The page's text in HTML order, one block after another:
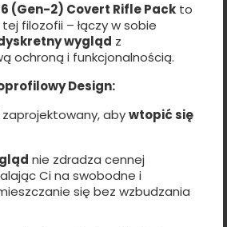
(Gen-2) Covert Rifle Pack to
filozofii – łączy w sobie
wygląd z
ochroną i funkcjonalnością.
Design:
zaprojektowany, abywtopić się
nie zdradza cennej
Ci na swobodne i
się bez wzbudzania